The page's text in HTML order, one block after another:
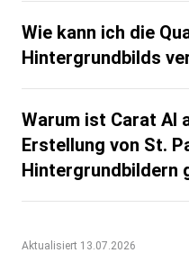
Wie kann ich die
Hintergrundbilds
Warum ist Carat AI
Erstellung von St.
Hintergrundbildern
Aktualisiert 13.07.2026